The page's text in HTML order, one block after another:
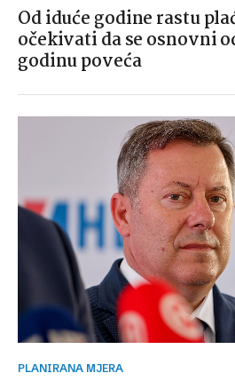
Od iduće godine rastu
očekivati da se osnovni
godinu poveća
PLANIRANA MJERA